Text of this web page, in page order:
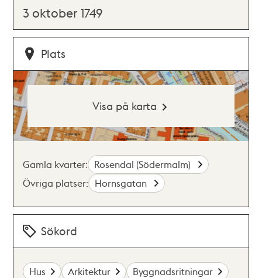
3 oktober 1749
Plats
Visa på karta
Gamla kvarter: Rosendal (Södermalm)
Övriga platser: Hornsgatan
Sökord
Hus Arkitektur
Byggnadsritningar